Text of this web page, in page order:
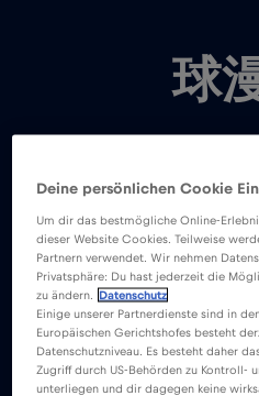
球
式的數據計劃，可讓
網。 無論您是觀光、
都知道在您最需要的
麼感覺。 它易於使
家/地區使用。 下載
程式，隨時隨地
Deine persönlichen Cookie
Um dir das bestmögliche Online-
dieser Website Cookies. Teilweise
Partnern verwendet. Wir nehmen
Privatsphäre: Du hast jederzeit die
zu ändern.
Datenschutz
Einige unserer Partnerdienste sind in
Europäischen Gerichtshofes besteht
Datenschutzniveau. Es besteht daher
Zugriff durch US-Behörden zu Kontroll-
unterliegen und dir dagegen keine